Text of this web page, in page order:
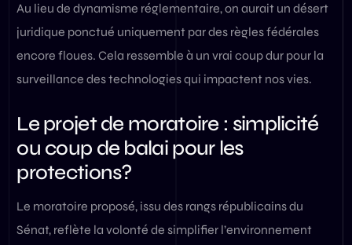
Au lieu de dynamisme réglementaire, on aurait un désert
juridique ponctué uniquement par des règles fédérales
encore floues. Cela ressemble à un vrai coup dur pour la
surveillance des technologies qui impactent nos vies.
Le projet de moratoire : simplicité
ou coup de balai pour les
protections?
Le moratoire proposé, issu des rangs républicains du
Sénat, reflète la volonté de simplifier l’environnement